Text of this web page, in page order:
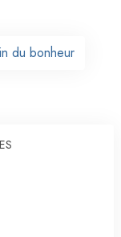
du bonheur